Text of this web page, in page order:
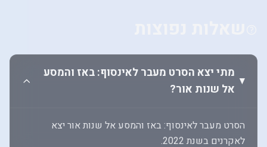
מתי יצא הסרט מעבר לאינסוף: באז והמסע
אל שנות אור?
הסרט מעבר לאינסוף: באז והמסע אל שנות אור יצא
לאקרנים בשנת 2022.